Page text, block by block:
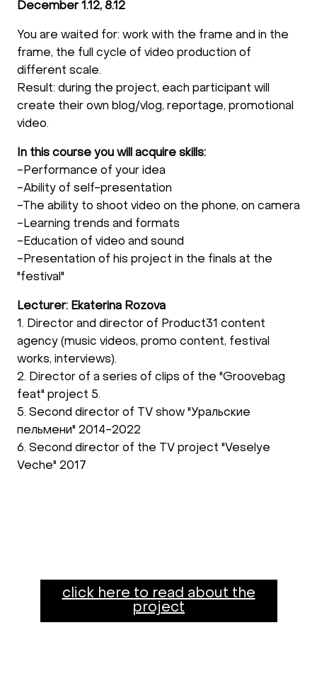
December 1.12, 8.12
You are waited for: work with the frame and in the
frame, the full cycle of video production of
different scale.
Result: during the project, each participant will
create their own blog/vlog, reportage, promotional
video.
In this course you will acquire skills:
-Performance of your idea
-Ability of self-presentation
-The ability to shoot video on the phone, on camera
-Learning trends and formats
-Education of video and sound
-Presentation of his project in the finals at the
"festival"
Lecturer: Ekaterina Rozova
1. Director and director of Product31 content
agency (music videos, promo content, festival
works, interviews).
2. Director of a series of clips of the "Groovebag
feat" project 5.
5. Second director of TV show "Уральские
пельмени" 2014-2022
6. Second director of the TV project "Veselye
Veche" 2017
click here to read about the
project